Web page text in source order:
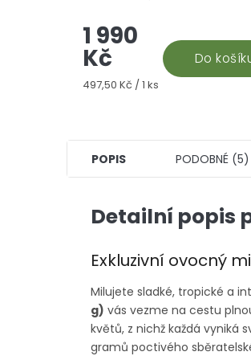
1 990
Kč
Měrná
497,50 Kč / 1 ks
Do
můžete zakoupit za super
Představte si to:...
POPIS PODOBNÉ (5)
Detailní popis
Exkluzivní ovocný
Milujete sladké, tropické a
g) vás vezme na cestu
květů, z nichž každá vyniká
gramů poctivého